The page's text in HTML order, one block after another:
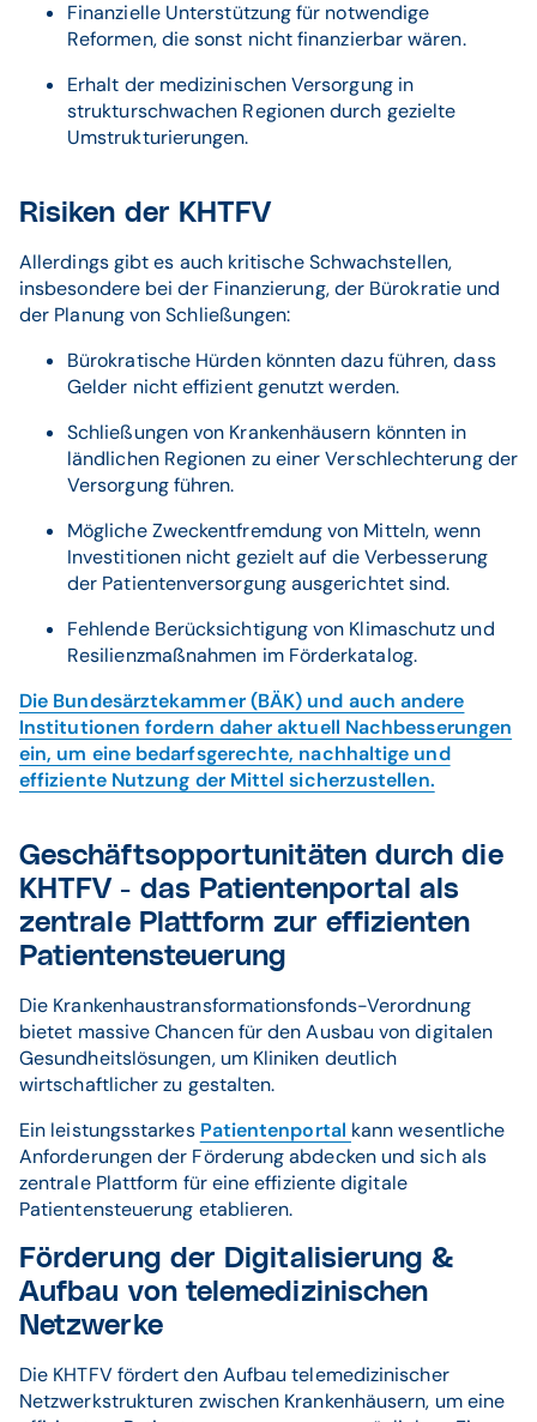
Finanzielle Unterstützung für notwendige
Reformen, die sonst nicht finanzierbar wären.
Erhalt der medizinischen Versorgung in
strukturschwachen Regionen durch gezielte
Umstrukturierungen.
Risiken der KHTFV
Allerdings gibt es auch kritische Schwachstellen,
insbesondere bei der Finanzierung, der Bürokratie und
der Planung von Schließungen:
Bürokratische Hürden könnten dazu führen, dass
Gelder nicht effizient genutzt werden.
Schließungen von Krankenhäusern könnten in
ländlichen Regionen zu einer Verschlechterung der
Versorgung führen.
Mögliche Zweckentfremdung von Mitteln, wenn
Investitionen nicht gezielt auf die Verbesserung
der Patientenversorgung ausgerichtet sind.
Fehlende Berücksichtigung von Klimaschutz und
Resilienzmaßnahmen im Förderkatalog.
Die Bundesärztekammer (BÄK) und auch andere
Institutionen fordern daher aktuell Nachbesserungen
ein, um eine bedarfsgerechte, nachhaltige und
effiziente Nutzung der Mittel sicherzustellen.
Geschäftsopportunitäten durch die
KHTFV - das Patientenportal als
zentrale Plattform zur effizienten
Patientensteuerung
Die Krankenhaustransformationsfonds-Verordnung
bietet massive Chancen für den Ausbau von digitalen
Gesundheitslösungen, um Kliniken deutlich
wirtschaftlicher zu gestalten.
Ein leistungsstarkes Patientenportal kann wesentliche
Anforderungen der Förderung abdecken und sich als
zentrale Plattform für eine effiziente digitale
Patientensteuerung etablieren.
Förderung der Digitalisierung &
Aufbau von telemedizinischen
Netzwerke
Die KHTFV fördert den Aufbau telemedizinischer
Netzwerkstrukturen zwischen Krankenhäusern, um eine